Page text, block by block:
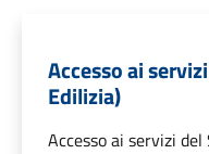
Accesso ai
Edilizia)
Accesso ai servizi